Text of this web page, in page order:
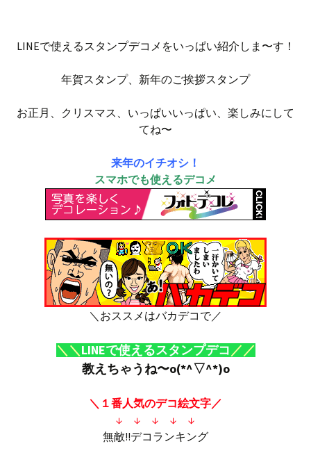
LINEで使えるスタンプデコメをいっぱい紹介しま〜す！
年賀スタンプ、新年のご挨拶スタンプ
お正月、クリスマス、いっぱいいっぱい、楽しみにして
てね〜
来年のイチオシ！
スマホでも使えるデコメ
＼おススメはバカデコで／
＼＼LINEで使えるスタンプデコ／／
教えちゃうね〜o(*^▽^*)o
＼１番人気のデコ絵文字／
↓ ↓ ↓ ↓ ↓
無敵!!デコランキング